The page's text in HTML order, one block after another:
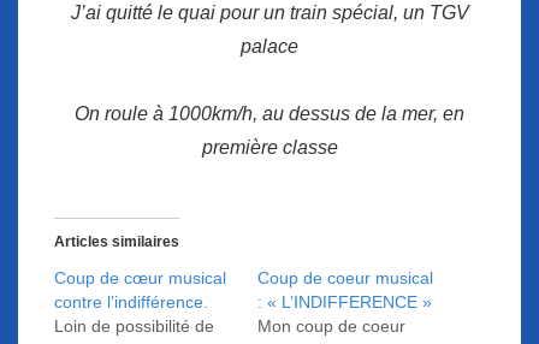
J’ai quitté le quai pour un train spécial, un TGV
palace
On roule à 1000km/h, au dessus de la mer, en
première classe
Articles similaires
Coup de cœur musical
contre l’indifférence.
Loin de possibilité de
Coup de coeur musical
: « L’INDIFFERENCE »
Mon coup de coeur